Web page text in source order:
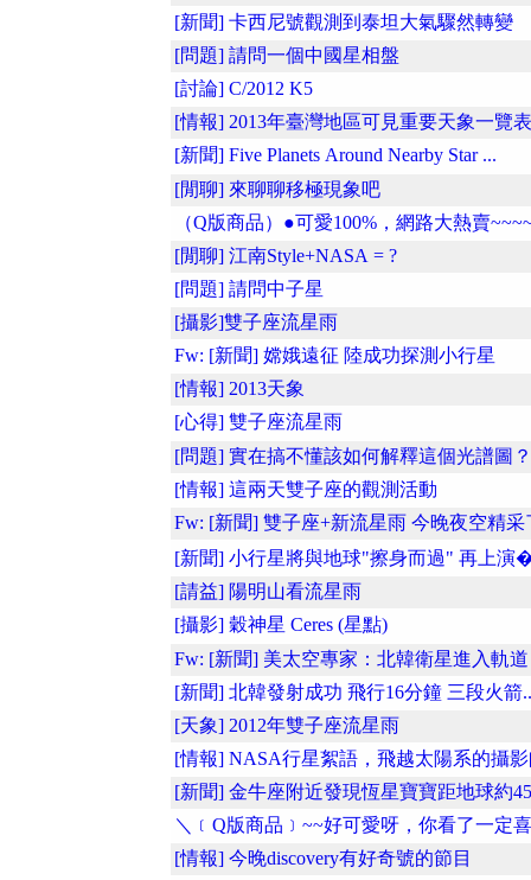
[新聞] 卡西尼號觀測到泰坦大氣驟然轉變
[問題] 請問一個中國星相盤
[討論] C/2012 K5
[情報] 2013年臺灣地區可見重要天象一覽表
[新聞] Five Planets Around Nearby Star ...
[閒聊] 來聊聊移極現象吧
（Q版商品）●可愛100%，網路大熱賣
[閒聊] 江南Style+NASA = ?
[問題] 請問中子星
[攝影]雙子座流星雨
Fw: [新聞] 嫦娥遠征 陸成功探測小行星
[情報] 2013天象
[心得] 雙子座流星雨
[問題] 實在搞不懂該如何解釋這個光譜圖？
[情報] 這兩天雙子座的觀測活動
Fw: [新聞] 雙子座+新流星雨 今晚夜空精采
[新聞] 小行星將與地球"擦身而過" 再上演
[請益] 陽明山看流星雨
[攝影] 穀神星 Ceres (星點)
Fw: [新聞] 美太空專家：北韓衛星進入軌道
[新聞] 北韓發射成功 飛行16分鐘 三段火箭
[天象] 2012年雙子座流星雨
[情報] NASA行星絮語，飛越太陽系的攝
[新聞] 金牛座附近發現恆星寶寶距地球約
＼﹝Q版商品﹞~~好可愛呀，你看了一定
[情報] 今晚discovery有好奇號的節目